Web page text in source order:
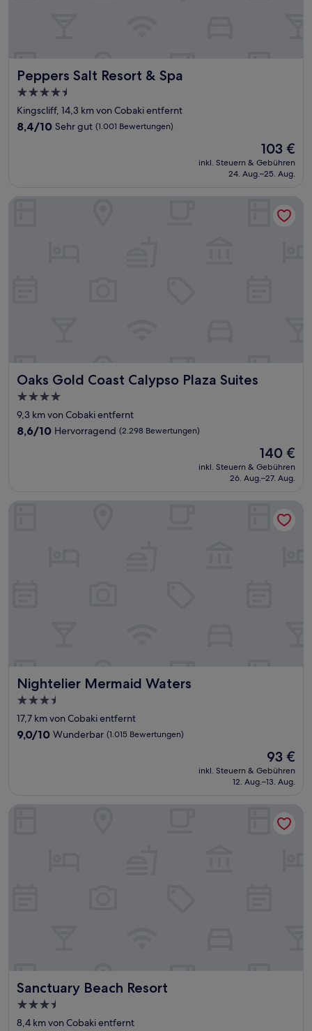
Peppers Salt Resort & Spa
Peppers Salt Resort & Spa
4.5-
Sterne-
Unterkunft
Kingscliff, 14,3 km von Cobaki entfernt
8.4
Bewertungen)
8,4/10 Sehr gut (1.001 Bewertungen)
Der
Preis
beträgt
103 €
inkl. Steuern & Gebühren
24. Aug.–25. Aug.
Oaks Gold Coast Calypso Plaza Suites
Oaks Gold Coast Calypso Plaza Suites
4.0-
Sterne-
Unterkunft
9,3 km von Cobaki entfernt
8.6
8,6/10 Hervorragend (2.298 Bewertungen)
Der
Preis
beträgt
140 €
inkl. Steuern & Gebühren
26. Aug.–27. Aug.
Nightelier Mermaid Waters
Nightelier Mermaid Waters
3.5-
Sterne-
Unterkunft
17,7 km von Cobaki entfernt
9.0
9,0/10 Wunderbar (1.015 Bewertungen)
Der
Preis
beträgt
93 €
inkl. Steuern & Gebühren
12. Aug.–13. Aug.
Nightelier Mermaid Waters
Sanctuary Beach Resort
Sanctuary Beach Resort
3.5-
Sterne-
8,4 km von Cobaki entfernt